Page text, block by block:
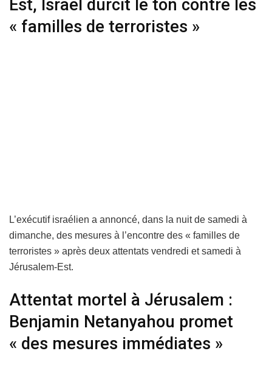
Est, Israël durcit le ton contre les
« familles de terroristes »
L’exécutif israélien a annoncé, dans la nuit de samedi à
dimanche, des mesures à l’encontre des « familles de
terroristes » après deux attentats vendredi et samedi à
Jérusalem-Est.
Attentat mortel à Jérusalem :
Benjamin Netanyahou promet
« des mesures immédiates »